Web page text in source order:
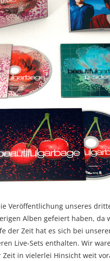
Veröffentlichung unseres
Alben gefeiert haben, da
der Zeit hat es sich bei
Live-Sets enthalten. Wir
in vielerlei Hinsicht weit